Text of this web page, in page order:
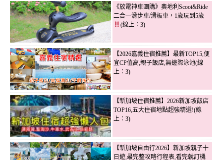
《放電神車團購》奧地利Scoot&Ride
二合一滑步車/滑板車，1歲玩到5歲
(線上：3)
【2026嘉義住宿推薦】最新TOP15,便
宜CP值高,親子飯店,無邊際泳池(線
上：3)
【新加坡住宿推薦】2026新加坡飯店
TOP16,五大住宿地點超強精選!(線
上：3)
【新加坡自由行2026】新加坡親子十
日遊,最完整攻略行程表,看完就訂機